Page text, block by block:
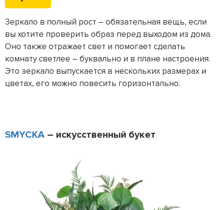
Зеркало в полный рост – обязательная вещь, если
вы хотите проверить образ перед выходом из дома.
Оно также отражает свет и помогает сделать
комнату светлее – буквально и в плане настроения.
Это зеркало выпускается в нескольких размерах и
цветах, его можно повесить горизонтально.
SMYCKA – искусственный букет